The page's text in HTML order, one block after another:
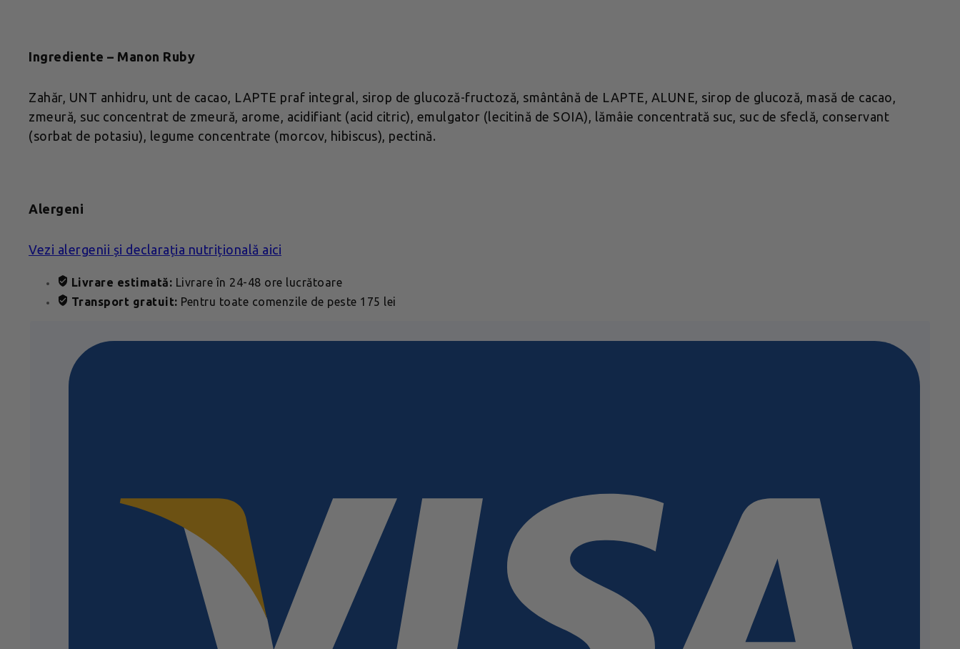
Ingrediente – Manon Ruby
Zahăr, UNT anhidru, unt de cacao, LAPTE praf integral, sirop de glucoză-fructoză, smântână de LAPTE, ALUNE, sirop de glucoză, masă de cacao,
zmeură, suc concentrat de zmeură, arome, acidifiant (acid citric), emulgator (lecitină de SOIA), lămâie concentrată suc, suc de sfeclă, conservant
(sorbat de potasiu), legume concentrate (morcov, hibiscus), pectină.
Alergeni
Vezi alergenii și declarația nutrițională aici
Livrare estimată: Livrare în 24-48 ore lucrătoare
Transport gratuit: Pentru toate comenzile de peste 175 lei